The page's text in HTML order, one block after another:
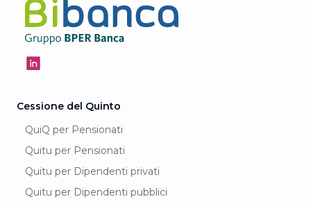
Cessione del Quinto
QuiQ per Pensionati
Quitu per Pensionati
Quitu per Dipendenti privati
Quitu per Dipendenti pubblici